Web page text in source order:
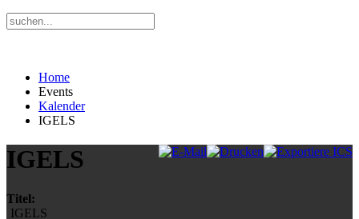
Home
Events
Kalender
IGELS
IGELS
Titel:
IGELS